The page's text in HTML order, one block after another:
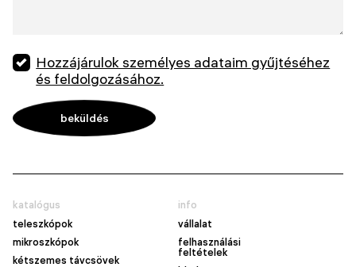
Hozzájárulok személyes adataim gyűjtéséhez
és feldolgozásához.
katalógus
teleszkópok
mikroszkópok
kétszemes távcsövek
info
vállalat
felhasználási
feltételek